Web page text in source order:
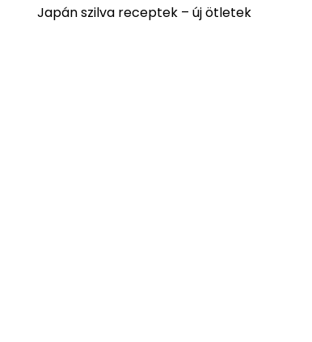
Japán szilva receptek – új ötletek